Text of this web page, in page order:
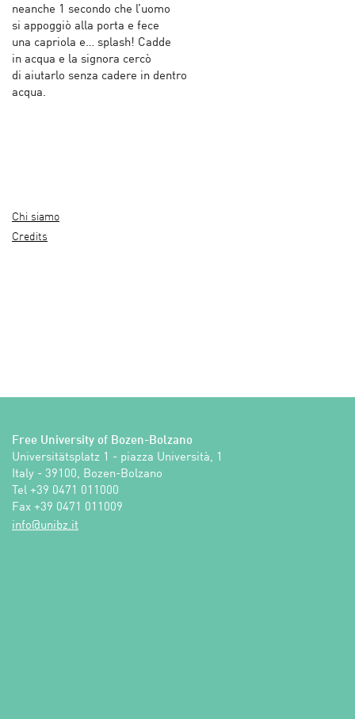
neanche 1 secondo che l’uomo
si appoggiò alla porta e fece
una capriola e… splash! Cadde
in acqua e la signora cercò
di aiutarlo senza cadere in dentro
acqua.
Chi siamo
Credits
Free University of Bozen-Bolzano
Universitätsplatz 1 - piazza Università, 1
Italy - 39100, Bozen-Bolzano
Tel +39 0471 011000
Fax +39 0471 011009
ti.zbinu@ofni